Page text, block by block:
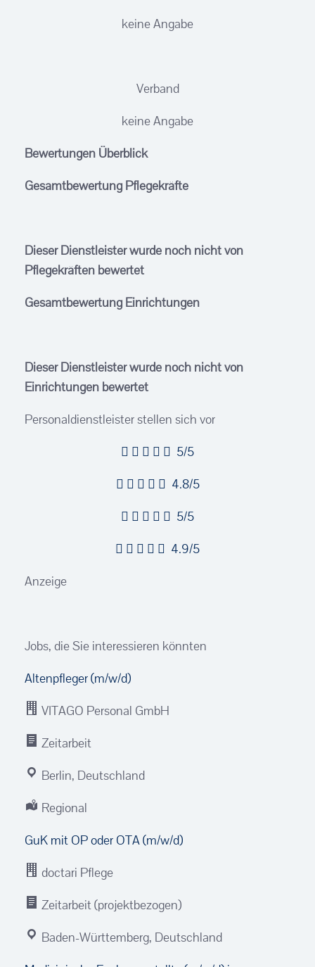
keine Angabe
Verband
keine Angabe
Bewertungen Überblick
Gesamtbewertung Pflegekräfte
Dieser Dienstleister wurde noch nicht von
Pflegekräften bewertet
Gesamtbewertung Einrichtungen
Dieser Dienstleister wurde noch nicht von
Einrichtungen bewertet
Personaldienstleister stellen sich vor
5/5
4.8/5
5/5
4.9/5
Anzeige
Jobs, die Sie interessieren könnten
Altenpfleger (m/w/d)
VITAGO Personal GmbH
Zeitarbeit
Berlin, Deutschland
Regional
GuK mit OP oder OTA (m/w/d)
doctari Pflege
Zeitarbeit (projektbezogen)
Baden-Württemberg, Deutschland